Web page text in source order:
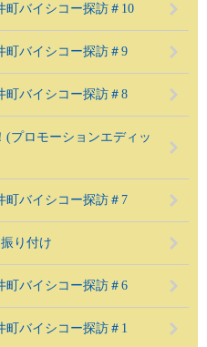
町バイシコー探訪＃10
町バイシコー探訪＃9
町バイシコー探訪＃8
(プロモーションエディッ
町バイシコー探訪＃7
り付け
町バイシコー探訪＃6
町バイシコー探訪＃1